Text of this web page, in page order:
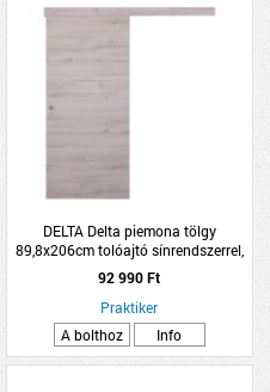
DELTA Delta piemona tölgy
89,8x206cm tolóajtó sínrendszerrel,
síntakarással
92 990 Ft
Praktiker
A bolthoz
Info